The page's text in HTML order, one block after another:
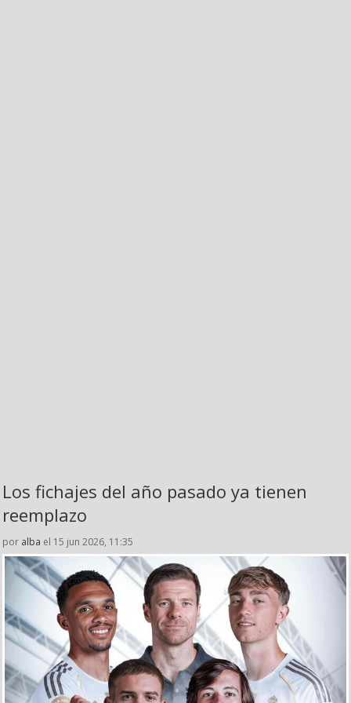
Los fichajes del año pasado ya tienen
reemplazo
por alba el 15 jun 2026, 11:35